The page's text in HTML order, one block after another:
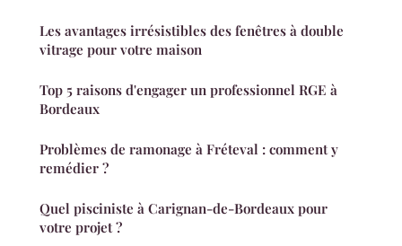
Les avantages irrésistibles des fenêtres à double
vitrage pour votre maison
Top 5 raisons d'engager un professionnel RGE à
Bordeaux
Problèmes de ramonage à Fréteval : comment y
remédier ?
Quel pisciniste à Carignan-de-Bordeaux pour
votre projet ?